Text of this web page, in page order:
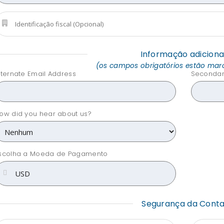
Informação
(os campos obrigatórios estão
Email Address
did you hear about us?
a Moeda de Pagamento
Segurança da